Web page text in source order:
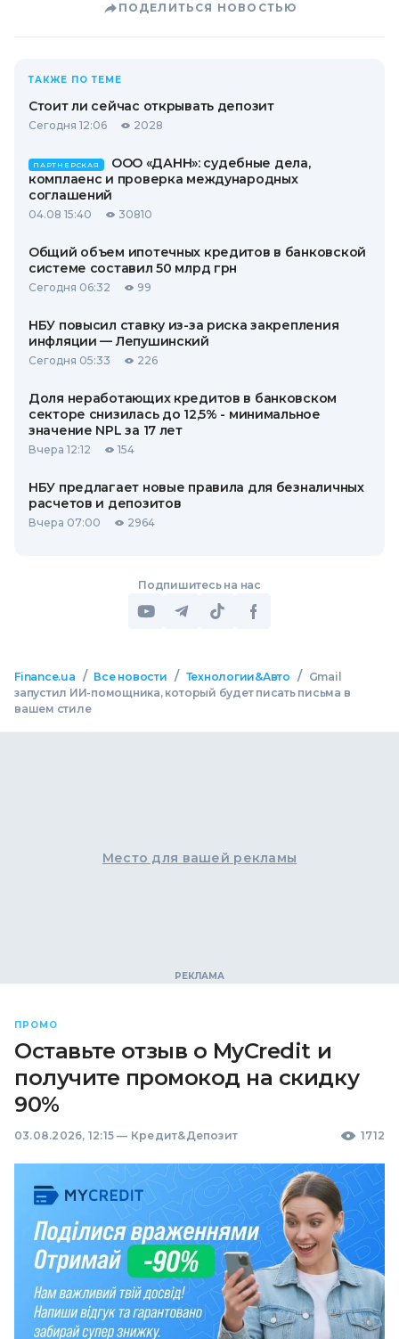
ПОДЕЛИТЬСЯ НОВОСТЬЮ
ТАКЖЕ ПО ТЕМЕ
Стоит ли сейчас открывать депозит
Сегодня 12:06 2028
ПАРТНЕРСКАЯ
ООО «ДАНН»: судебные дела,
комплаенс и проверка международных
соглашений
04.08 15:40 30810
Общий объем ипотечных кредитов в банковской
системе составил 50 млрд грн
Сегодня 06:32 99
НБУ повысил ставку из-за риска закрепления
инфляции — Лепушинский
Сегодня 05:33 226
Доля неработающих кредитов в банковском
секторе снизилась до 12,5% - минимальное
значение NPL за 17 лет
Вчера 12:12 154
НБУ предлагает новые правила для безналичных
расчетов и депозитов
Вчера 07:00 2964
Подпишитесь на нас
Finance.ua / Все новости / Технологии&Авто /
Gmail
запустил ИИ-помощника, который будет писать письма в
вашем стиле
Место для вашей рекламы
ПРОМО
Оставьте отзыв о MyCredit и
получите промокод на скидку
90%
03.08.2026, 12:15 — Кредит&Депозит 1712